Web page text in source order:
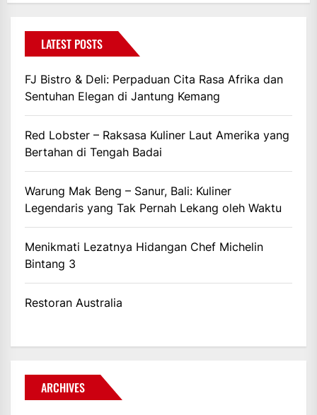
LATEST POSTS
FJ Bistro & Deli: Perpaduan Cita Rasa Afrika dan
Sentuhan Elegan di Jantung Kemang
Red Lobster – Raksasa Kuliner Laut Amerika yang
Bertahan di Tengah Badai
Warung Mak Beng – Sanur, Bali: Kuliner
Legendaris yang Tak Pernah Lekang oleh Waktu
Menikmati Lezatnya Hidangan Chef Michelin
Bintang 3
Restoran Australia
ARCHIVES